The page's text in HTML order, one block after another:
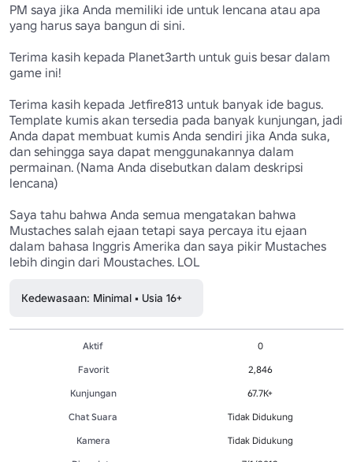
PM saya jika Anda memiliki ide untuk lencana atau apa
yang harus saya bangun di sini.
Terima kasih kepada Planet3arth untuk guis besar dalam
game ini!
Terima kasih kepada Jetfire813 untuk banyak ide bagus.
Template kumis akan tersedia pada banyak kunjungan, jadi
Anda dapat membuat kumis Anda sendiri jika Anda suka,
dan sehingga saya dapat menggunakannya dalam
permainan. (Nama Anda disebutkan dalam deskripsi
lencana)
Saya tahu bahwa Anda semua mengatakan bahwa
Mustaches salah ejaan tetapi saya percaya itu ejaan
dalam bahasa Inggris Amerika dan saya pikir Mustaches
lebih dingin dari Moustaches. LOL
Kedewasaan: Minimal • Usia 16+
Aktif
0
Favorit
2,846
Kunjungan
67.7K+
Chat Suara
Tidak Didukung
Kamera
Tidak Didukung